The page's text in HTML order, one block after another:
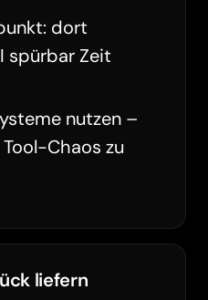
dort
spürbar Zeit
nutzen –
Chaos zu
liefern